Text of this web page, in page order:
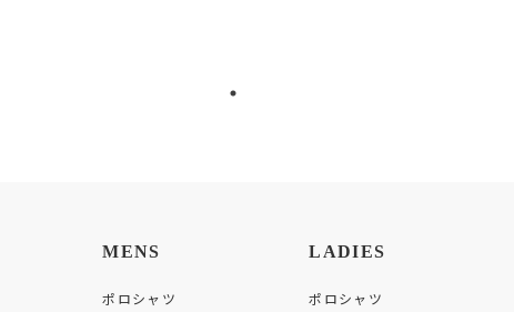
MENS
ポロシャツ
LADIES
ポロシャツ